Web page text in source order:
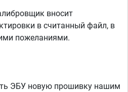
вносит
в считанный файл, в
пожеланиями.
ЭБУ новую прошивку нашим